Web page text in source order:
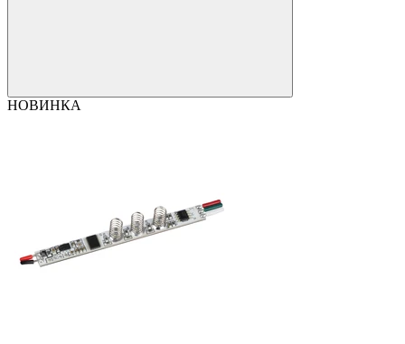
НОВИНКА